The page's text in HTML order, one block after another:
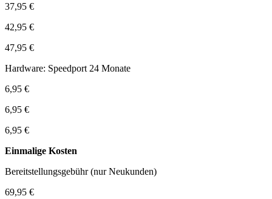
37,95 €
42,95 €
47,95 €
Hardware: Speedport 24 Monate
6,95 €
6,95 €
6,95 €
Einmalige Kosten
Bereitstellungsgebühr (nur Neukunden)
69,95 €